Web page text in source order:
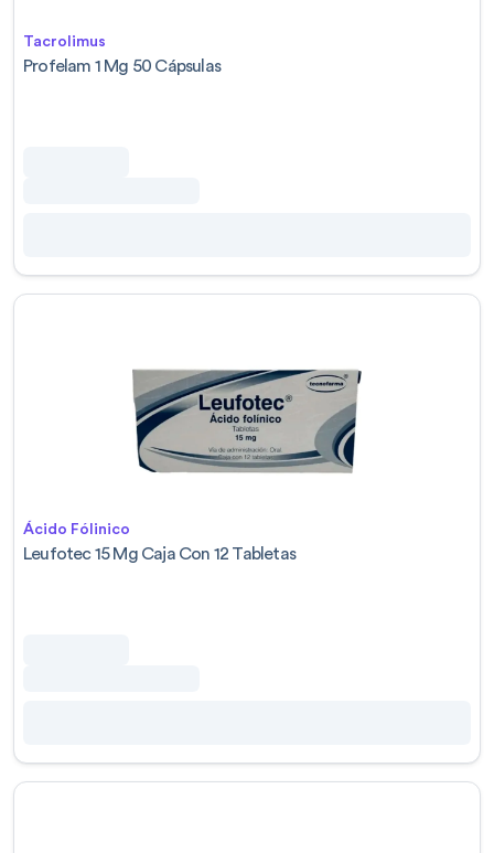
Tacrolimus
Profelam 1 Mg 50 Cápsulas
Ácido Fólinico
Leufotec 15 Mg Caja Con 12 Tabletas